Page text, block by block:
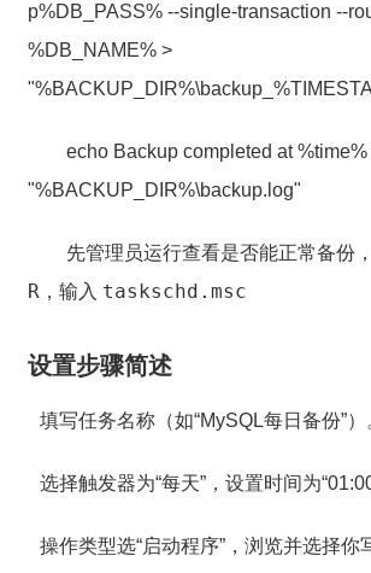
p%DB_PASS% --single-transaction --
%DB_NAME% >
echo Backup completed at %time%
"%BACKUP_DIR%\backup.log"
先管理员运行查看是否能正常备份
R，输入 taskschd.msc
设置步骤简述
填写任务名称（如“MySQL每日备份”）
选择触发器为“每天”，设置时间为
操作类型选“启动程序”，浏览并选择你